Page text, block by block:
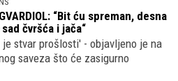
“Bit ću spreman, desna
čvršća i jača“
je stvar prošlosti' - objavljeno je na
saveza što će zasigurno